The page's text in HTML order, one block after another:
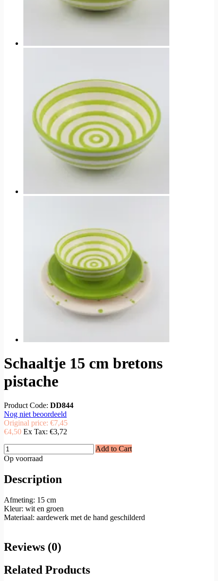
Schaaltje 15 cm bretons
pistache
Product Code: DD844
Nog niet beoordeeld
Original price: €7,45
€4,50 Ex Tax: €3,72
Add to Cart
Op voorraad
Description
Afmeting: 15 cm
Kleur: wit en groen
Materiaal: aardewerk met de hand geschilderd
Reviews (0)
Related Products